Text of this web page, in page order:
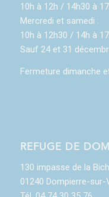
10h à 12h / 14h30 à
Mercredi et samedi :
10h à 12h30 / 14h à
Sauf 24 et 31
Fermeture dimanche
REFUGE DE
130 impasse de la
01240 Dompierre-sur-